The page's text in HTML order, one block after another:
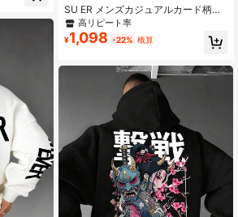
SU ER メンズカジュアルカード柄パ
ーカー ポケット付き 秋冬
高リピート率
¥1,098 -22% 概算